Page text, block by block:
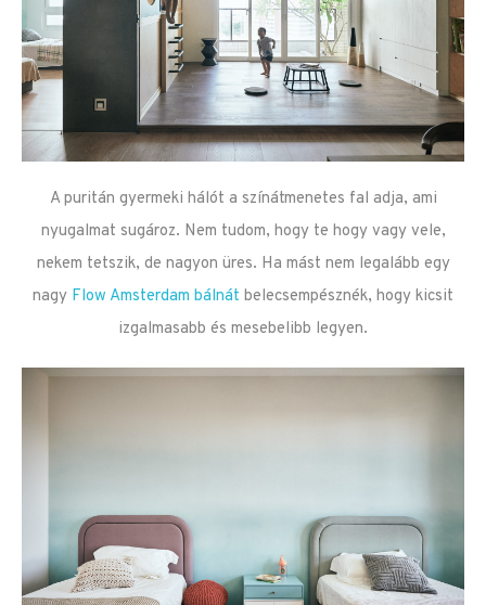
A puritán gyermeki hálót a színátmenetes fal adja, ami
nyugalmat sugároz. Nem tudom, hogy te hogy vagy vele,
nekem tetszik, de nagyon üres. Ha mást nem legalább egy
nagy Flow Amsterdam bálnát belecsempésznék, hogy kicsit
izgalmasabb és mesebelibb legyen.